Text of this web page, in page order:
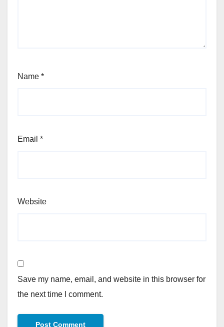
Name *
Email *
Website
Save my name, email, and website in this browser for
the next time I comment.